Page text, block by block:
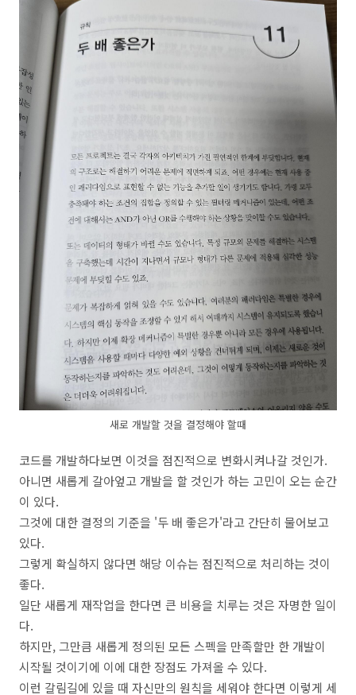
새로 개발할 것을 결정해야 할때
코드를 개발하다보면 이것을 점진적으로 변화시켜나갈 것인가.
아니면 새롭게 갈아엎고 개발을 할 것인가 하는 고민이 오는 순간
이 있다.
그것에 대한 결정의 기준을 '두 배 좋은가'라고 간단히 물어보고
있다.
그렇게 확실하지 않다면 해당 이슈는 점진적으로 처리하는 것이
좋다.
일단 새롭게 재작업을 한다면 큰 비용을 치루는 것은 자명한 일이
다.
하지만, 그만큼 새롭게 정의된 모든 스펙을 만족할만 한 개발이
시작될 것이기에 이에 대한 장점도 가져올 수 있다.
이런 갈림길에 있을 때 자신만의 원칙을 세워야 한다면 이렇게 세